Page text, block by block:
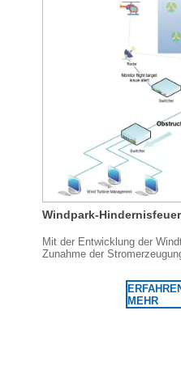
Mit der Entwicklung der
Zunahme der
Windturbinenmarkierungen
Luftverkehrsvorschriften zu
MEHR